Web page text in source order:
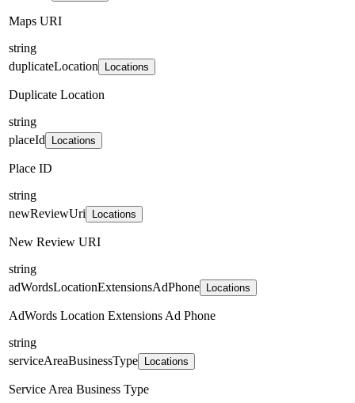
Maps URI
string
duplicateLocation
Locations
Duplicate Location
string
placeId
Locations
Place ID
string
newReviewUri
Locations
New Review URI
string
adWordsLocationExtensionsAdPhone
Locations
AdWords Location Extensions Ad Phone
string
serviceAreaBusinessType
Locations
Service Area Business Type